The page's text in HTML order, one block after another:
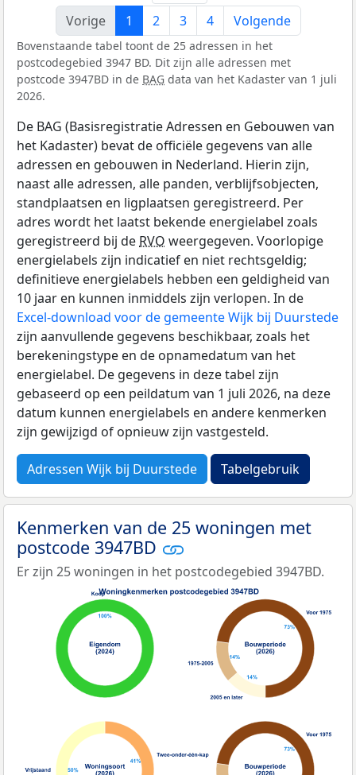
Vorige
1 2 3 4 Volgende
Bovenstaande tabel toont de 25 adressen in het
postcodegebied 3947 BD. Dit zijn alle adressen met
postcode 3947BD in de BAG data van het Kadaster van 1 juli
2026.
De BAG (Basisregistratie Adressen en Gebouwen van
het Kadaster) bevat de officiële gegevens van alle
adressen en gebouwen in Nederland. Hierin zijn,
naast alle adressen, alle panden, verblijfsobjecten,
standplaatsen en ligplaatsen geregistreerd. Per
adres wordt het laatst bekende energielabel zoals
geregistreerd bij de RVO weergegeven. Voorlopige
energielabels zijn indicatief en niet rechtsgeldig;
definitieve energielabels hebben een geldigheid van
10 jaar en kunnen inmiddels zijn verlopen. In de
Excel-download voor de gemeente Wijk bij Duurstede
zijn aanvullende gegevens beschikbaar, zoals het
berekeningstype en de opnamedatum van het
energielabel. De gegevens in deze tabel zijn
gebaseerd op een peildatum van 1 juli 2026, na deze
datum kunnen energielabels en andere kenmerken
zijn gewijzigd of opnieuw zijn vastgesteld.
Adressen Wijk bij Duurstede Tabelgebruik
Kenmerken van de 25 woningen met
postcode 3947BD
Er zijn 25 woningen in het postcodegebied 3947BD.